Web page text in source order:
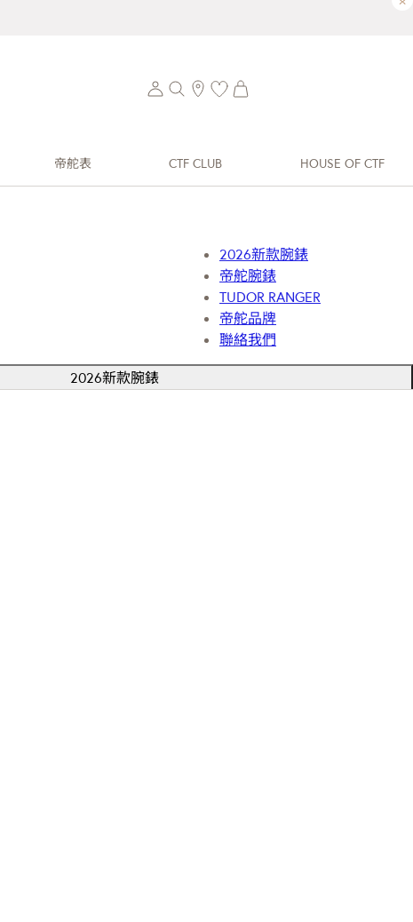
帝舵表 CTF CLUB HOUSE OF CTF
2026新款腕錶
帝舵腕錶
TUDOR RANGER
帝舵品牌
聯絡我們
2026新款腕錶